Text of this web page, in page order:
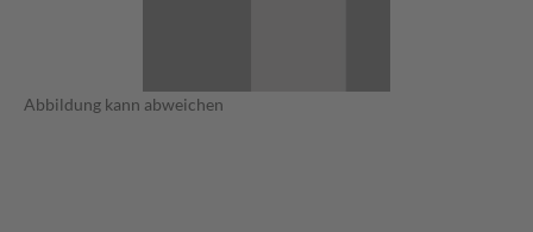
Abbildung kann abweichen